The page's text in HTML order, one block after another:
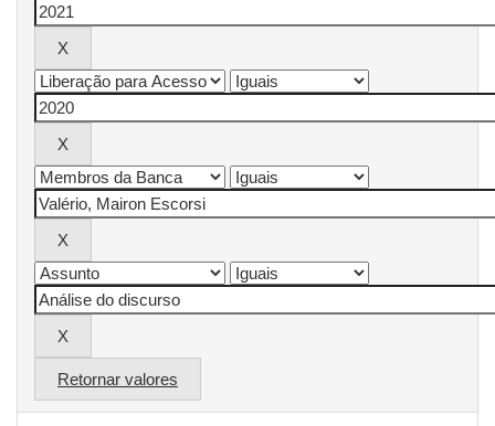
Retornar valores